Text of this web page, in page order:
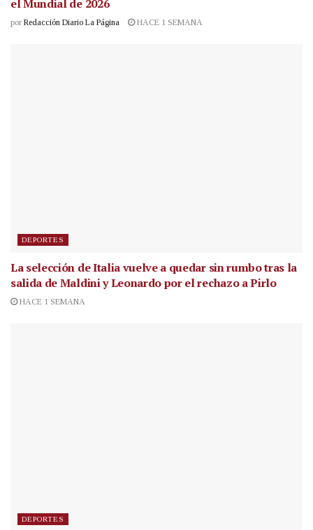
el Mundial de 2026
por Redacción Diario La Página HACE 1 SEMANA
DEPORTES
La selección de Italia vuelve a quedar sin rumbo tras la
salida de Maldini y Leonardo por el rechazo a Pirlo
HACE 1 SEMANA
DEPORTES